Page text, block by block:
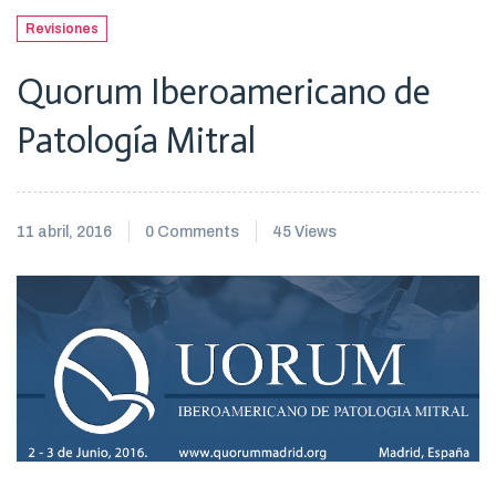
Revisiones
Quorum Iberoamericano de
Patología Mitral
11 abril, 2016 0 Comments 45 Views